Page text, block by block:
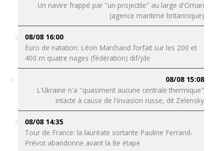
Un navire frappé par "un projectile" au large d'Oman
(agence maritime britannique)
08/08 16:00
Euro de natation: Léon Marchand forfait sur les 200 et
400 m quatre nages (fédération) dif/jde
08/08 15:08
L'Ukraine n'a "quasiment aucune centrale thermique"
intacte à cause de l'invasion russe, dit Zelensky
08/08 14:35
Tour de France: la lauréate sortante Pauline Ferrand-
Prévot abandonne avant la 8e étape